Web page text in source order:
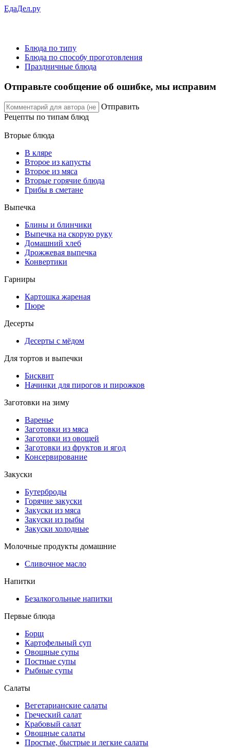
ЕдаДел.ру
Блюда по типу
Блюда по способу проготовления
Праздничные блюда
Отправьте сообщение об ошибке, мы исправим
Отправить
Рецепты по типам блюд
Вторые блюда
В кляре
Второе из капусты
Второе из мяса
Вторые горячие блюда
Грибы в сметане
Выпечка
Блины и блинчики
Выпечка на скорую руку
Домашний хлеб
Дрожжевая выпечка
Конвертики
Гарниры
Картошка жареная
Пюре
Десерты
Десерты с мёдом
Для тортов и выпечки
Бисквит
Начинки для пирогов и пирожков
Заготовки на зиму
Варенье
Заготовки из мяса
Заготовки из овощей
Заготовки из фруктов и ягод
Консервирование
Закуски
Бутерброды
Горячие закуски
Закуски из мяса
Закуски из рыбы
Закуски холодные
Молочные продукты домашние
Сливочное масло
Напитки
Безалкогольные напитки
Первые блюда
Борщ
Картофельный суп
Овощные супы
Постные супы
Рыбные супы
Салаты
Вегетарианские салаты
Греческий салат
Крабовый салат
Овощные салаты
Простые, быстрые и легкие салаты